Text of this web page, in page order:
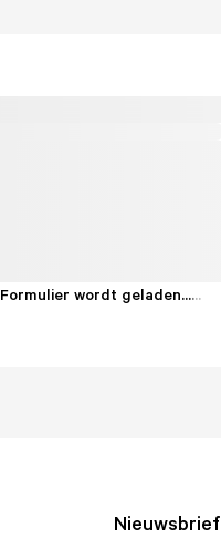
Formulier wordt geladen......
Nieuwsbrief